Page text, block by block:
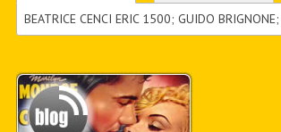
BEATRICE CENCI ERIC 1500; GUIDO